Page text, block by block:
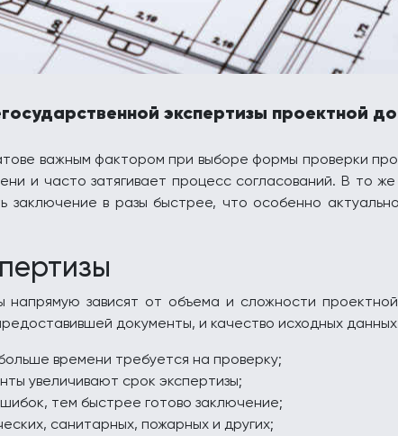
экспертизы проектной
важным фактором при выборе формы проверки
и часто затягивает процесс согласований. В то
заключение в разы быстрее, что особенно
напрямую зависят от объема и сложности
документы, и качество исходных
времени требуется на проверку;
увеличивают срок экспертизы;
тем быстрее готово заключение;
санитарных, пожарных и других;